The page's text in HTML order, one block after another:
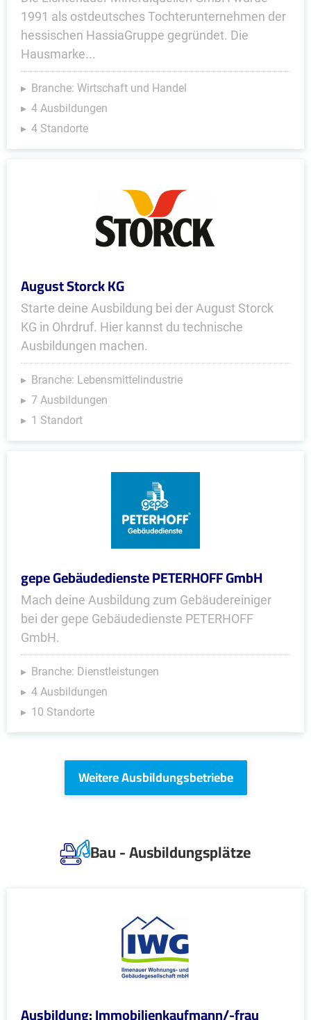
1991 als ostdeutsches Tochterunternehmen der
hessischen HassiaGruppe gegründet. Die
Hausmarke...
Branche: Wirtschaft und Handel
4 Ausbildungen
4 Standorte
August Storck KG
Starte deine Ausbildung bei der August Storck
KG in Ohrdruf. Hier kannst du technische
Ausbildungen machen.
Branche: Lebensmittelindustrie
7 Ausbildungen
1 Standort
gepe Gebäudedienste PETERHOFF GmbH
Mach deine Ausbildung zum Gebäudereiniger
bei der gepe Gebäudedienste PETERHOFF
GmbH.
Branche: Dienstleistungen
4 Ausbildungen
10 Standorte
Weitere Ausbildungsbetriebe
Bau - Ausbildungsplätze
Ausbildung: Immobilienkaufmann/-frau